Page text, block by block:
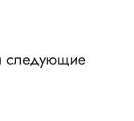
следующие